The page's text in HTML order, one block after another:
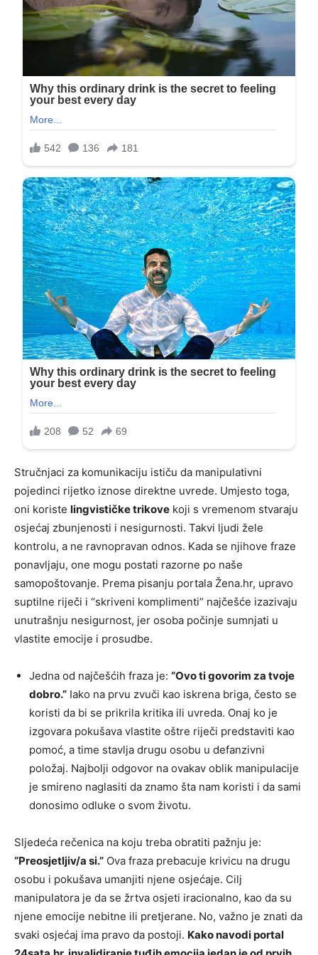
Stručnjaci za komunikaciju ističu da manipulativni
pojedinci rijetko iznose direktne uvrede. Umjesto toga,
oni koriste lingvističke trikove koji s vremenom stvaraju
osjećaj zbunjenosti i nesigurnosti. Takvi ljudi žele
kontrolu, a ne ravnopravan odnos. Kada se njihove fraze
ponavljaju, one mogu postati razorne po naše
samopoštovanje. Prema pisanju portala Žena.hr, upravo
suptilne riječi i “skriveni komplimenti” najčešće izazivaju
unutrašnju nesigurnost, jer osoba počinje sumnjati u
vlastite emocije i prosudbe.
Jedna od najčešćih fraza je: “Ovo ti govorim za tvoje
dobro.” Iako na prvu zvuči kao iskrena briga, često se
koristi da bi se prikrila kritika ili uvreda. Onaj ko je
izgovara pokušava vlastite oštre riječi predstaviti kao
pomoć, a time stavlja drugu osobu u defanzivni
položaj. Najbolji odgovor na ovakav oblik manipulacije
je smireno naglasiti da znamo šta nam koristi i da sami
donosimo odluke o svom životu.
Sljedeća rečenica na koju treba obratiti pažnju je:
“Preosjetljiv/a si.” Ova fraza prebacuje krivicu na drugu
osobu i pokušava umanjiti njene osjećaje. Cilj
manipulatora je da se žrtva osjeti iracionalno, kao da su
njene emocije nebitne ili pretjerane. No, važno je znati da
svaki osjećaj ima pravo da postoji. Kako navodi portal